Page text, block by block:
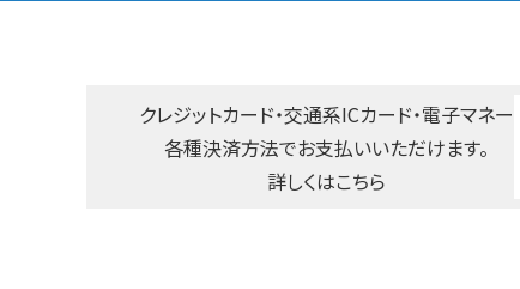
クレジットカード・交通系ICカード・電子マネー
各種決済方法でお支払いいただけます。
詳しくはこちら